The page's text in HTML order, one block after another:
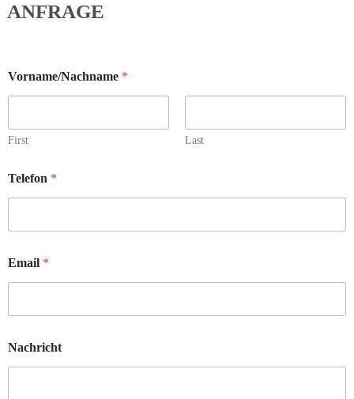
ANFRAGE
h
e
b
e
s
e
e
E
a
i
Vorname/Nachname *
First Last
Telefon *
Email *
Nachricht